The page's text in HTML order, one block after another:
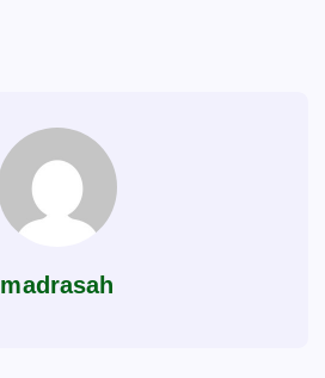
madrasah